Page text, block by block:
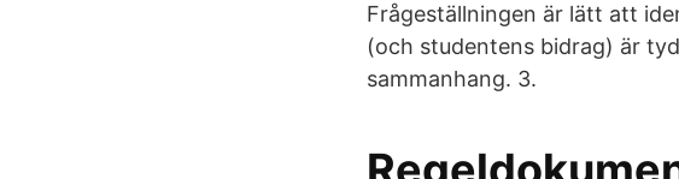
Frågeställningen är lätt att
(och studentens bidrag) är
sammanhang. 3.